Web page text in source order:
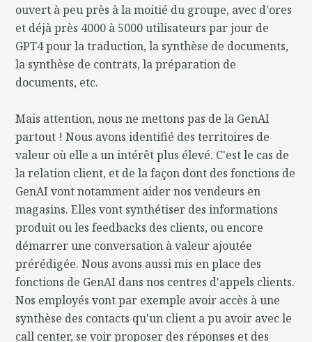
ouvert à peu près à la moitié du groupe, avec d'ores
et déjà près 4000 à 5000 utilisateurs par jour de
GPT4 pour la traduction, la synthèse de documents,
la synthèse de contrats, la préparation de
documents, etc.
Mais attention, nous ne mettons pas de la GenAI
partout ! Nous avons identifié des territoires de
valeur où elle a un intérêt plus élevé. C'est le cas de
la relation client, et de la façon dont des fonctions de
GenAI vont notamment aider nos vendeurs en
magasins. Elles vont synthétiser des informations
produit ou les feedbacks des clients, ou encore
démarrer une conversation à valeur ajoutée
prérédigée. Nous avons aussi mis en place des
fonctions de GenAI dans nos centres d'appels clients.
Nos employés vont par exemple avoir accès à une
synthèse des contacts qu'un client a pu avoir avec le
call center, se voir proposer des réponses et des